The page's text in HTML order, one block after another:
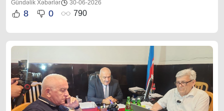
Gündəlik Xəbərlər 30-06-2026
8 0 790